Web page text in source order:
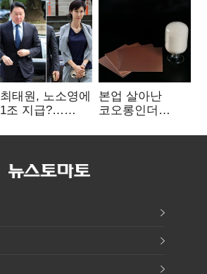
최태원, 노소영에
1조 지급?…
본업 살아난
코오롱인더
배터리 소재로